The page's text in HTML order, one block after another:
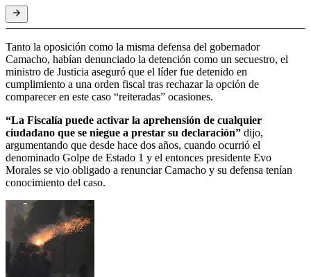
Tanto la oposición como la misma defensa del gobernador
Camacho, habían denunciado la detención como un secuestro, el
ministro de Justicia aseguró que el líder fue detenido en
cumplimiento a una orden fiscal tras rechazar la opción de
comparecer en este caso “reiteradas” ocasiones.
“La Fiscalía puede activar la aprehensión de cualquier
ciudadano que se niegue a prestar su declaración” dijo,
argumentando que desde hace dos años, cuando ocurrió el
denominado Golpe de Estado 1 y el entonces presidente Evo
Morales se vio obligado a renunciar Camacho y su defensa tenían
conocimiento del caso.